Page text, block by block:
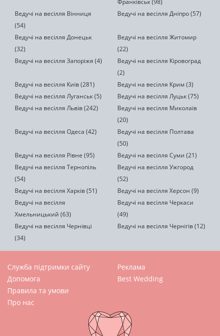
Франківськ (98)
Ведучі на весілля Вінниця
(54)
Ведучі на весілля Дніпро (57)
Ведучі на весілля Донецьк
(32)
Ведучі на весілля Житомир
(22)
Ведучі на весілля Запоріжя (4)
Ведучі на весілля Кіровоград
(2)
Ведучі на весілля Київ (281)
Ведучі на весілля Крим (3)
Ведучі на весілля Луганськ (5)
Ведучі на весілля Луцьк (75)
Ведучі на весілля Львів (242)
Ведучі на весілля Миколаїв
(20)
Ведучі на весілля Одеса (42)
Ведучі на весілля Полтава
(50)
Ведучі на весілля Рівне (95)
Ведучі на весілля Суми (21)
Ведучі на весілля Тернопіль
(54)
Ведучі на весілля Ужгород
(52)
Ведучі на весілля Харків (51)
Ведучі на весілля Херсон (9)
Ведучі на весілля
Хмельницький (63)
Ведучі на весілля Черкаси
(49)
Ведучі на весілля Чернівці
(34)
Ведучі на весілля Чернігів (12)
Служба підтримки сайту
Допомога
Правила та умови
Про нас
Реклама
Best Wedding